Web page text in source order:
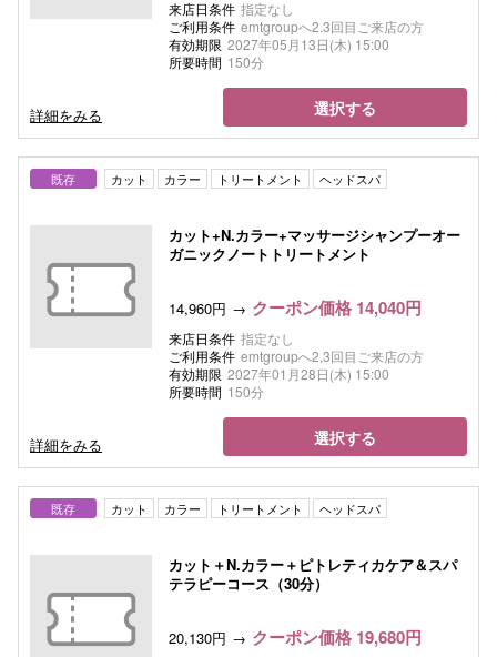
来店日条件 指定なし
ご利用条件 emtgroupへ2.3回目ご来店の方
有効期限 2027年05月13日(木) 15:00
所要時間 150分
詳細をみる 選択する
既存 カット カラー トリートメント ヘッドスパ
カット+N.カラー+マッサージシャンプーオー
ガニックノートトリートメント
14,960円 クーポン価格 14,040円
来店日条件 指定なし
ご利用条件 emtgroupへ2,3回目ご来店の方
有効期限 2027年01月28日(木) 15:00
所要時間 150分
詳細をみる 選択する
既存 カット カラー トリートメント ヘッドスパ
カット＋N.カラー＋ピトレティカケア＆スパ
テラピーコース（30分）
20,130円 クーポン価格 19,680円